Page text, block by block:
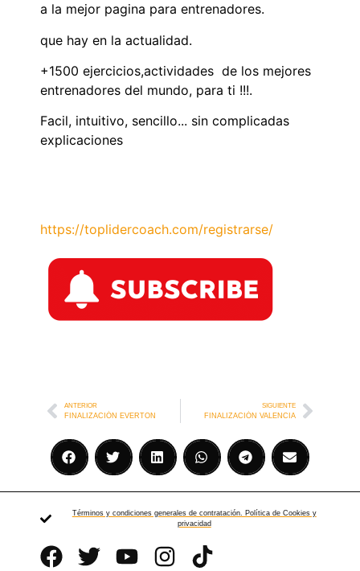
a la mejor pagina para entrenadores.
que hay en la actualidad.
+1500 ejercicios,actividades de los mejores
entrenadores del mundo, para ti !!!.
Facil, intuitivo, sencillo... sin complicadas
explicaciones
https://toplidercoach.com/registrarse/
ANTERIOR
FINALIZACIÓN EVERTON
SIGUIENTE
FINALIZACIÓN VALENCIA
Términos y condiciones generales de contratación. Política de Cookies y
privacidad